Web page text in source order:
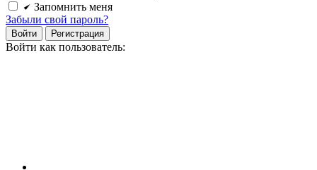
Запомнить меня
Забыли свой пароль?
Войти Регистрация
Войти как пользователь: